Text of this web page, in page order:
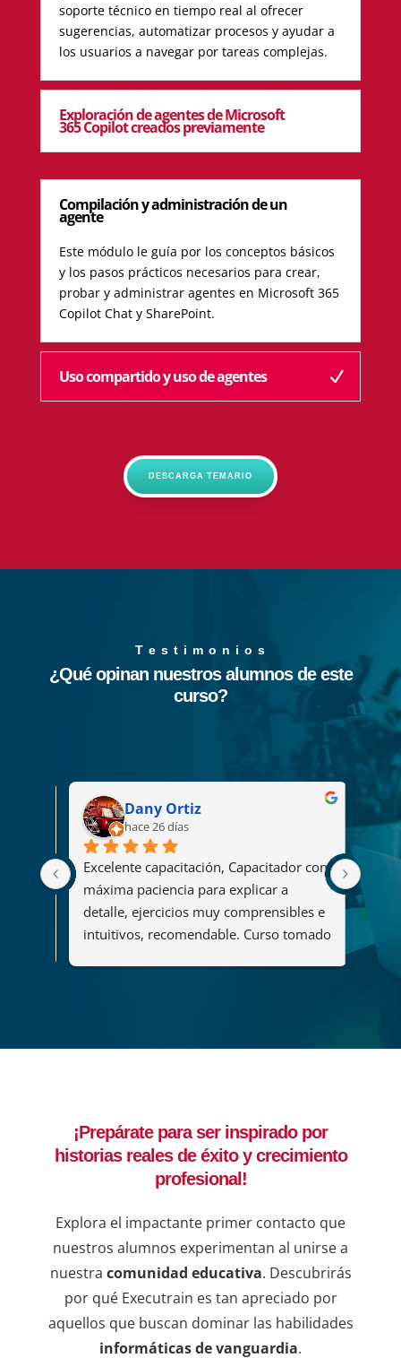
soporte técnico en tiempo real al ofrecer
sugerencias, automatizar procesos y ayudar a
los usuarios a navegar por tareas complejas.
Exploración de agentes de Microsoft
365 Copilot creados previamente
Compilación y administración de un
agente
Este módulo le guía por los conceptos básicos
y los pasos prácticos necesarios para crear,
probar y administrar agentes en Microsoft 365
Copilot Chat y SharePoint.
Uso compartido y uso de agentes
DESCARGA TEMARIO
T e s t i m o n i o s
¿Qué opinan nuestros alumnos de este
curso?
Dany Ortiz
hace 26 días
Excelente capacitación, Capacitador con
máxima paciencia para explicar a
detalle, ejercicios muy comprensibles e
intuitivos, recomendable. Curso tomado
¡Prepárate para ser inspirado por
historias reales de éxito y crecimiento
profesional!
Explora el impactante primer contacto que
nuestros alumnos experimentan al unirse a
nuestra comunidad educativa. Descubrirás
por qué Executrain es tan apreciado por
aquellos que buscan dominar las habilidades
informáticas de vanguardia.